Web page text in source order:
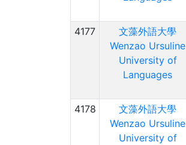
4177
文藻外語大學
Wenzao Ursuline
University of
Languages
4178
文藻外語大學
Wenzao Ursuline
University of